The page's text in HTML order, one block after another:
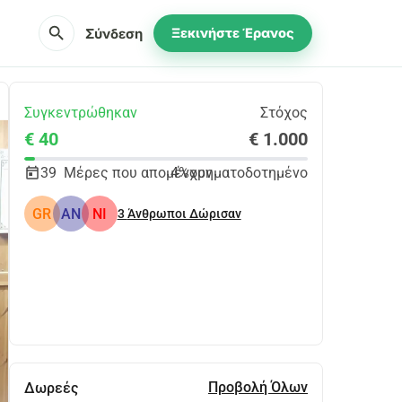
search Σύνδεση Ξεκινήστε Έρανος
Συγκεντρώθηκαν Στόχος
€ 40 € 1.000
39 Μέρες που απομένουν
4%χρηματοδοτημένο
GR AN NI 3Άνθρωποι Δώρισαν
Δωρεές Προβολή Όλων